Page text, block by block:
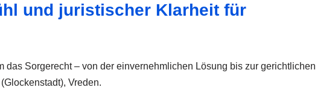
und juristischer Klarheit für
Sorgerecht – von der einvernehmlichen Lösung bis zur gerichtlichen
Vreden.